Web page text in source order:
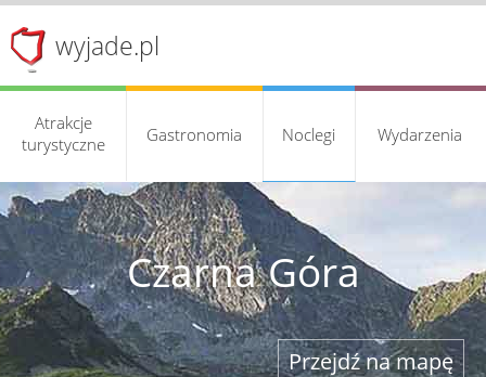
wyjade.pl
Atrakcje
turystyczne
Gastronomia Noclegi Wydarzenia
Czarna Góra
Przejdź na mapę